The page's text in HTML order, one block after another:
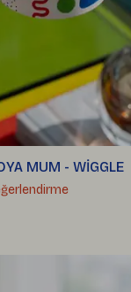
MUM - WİGGLE